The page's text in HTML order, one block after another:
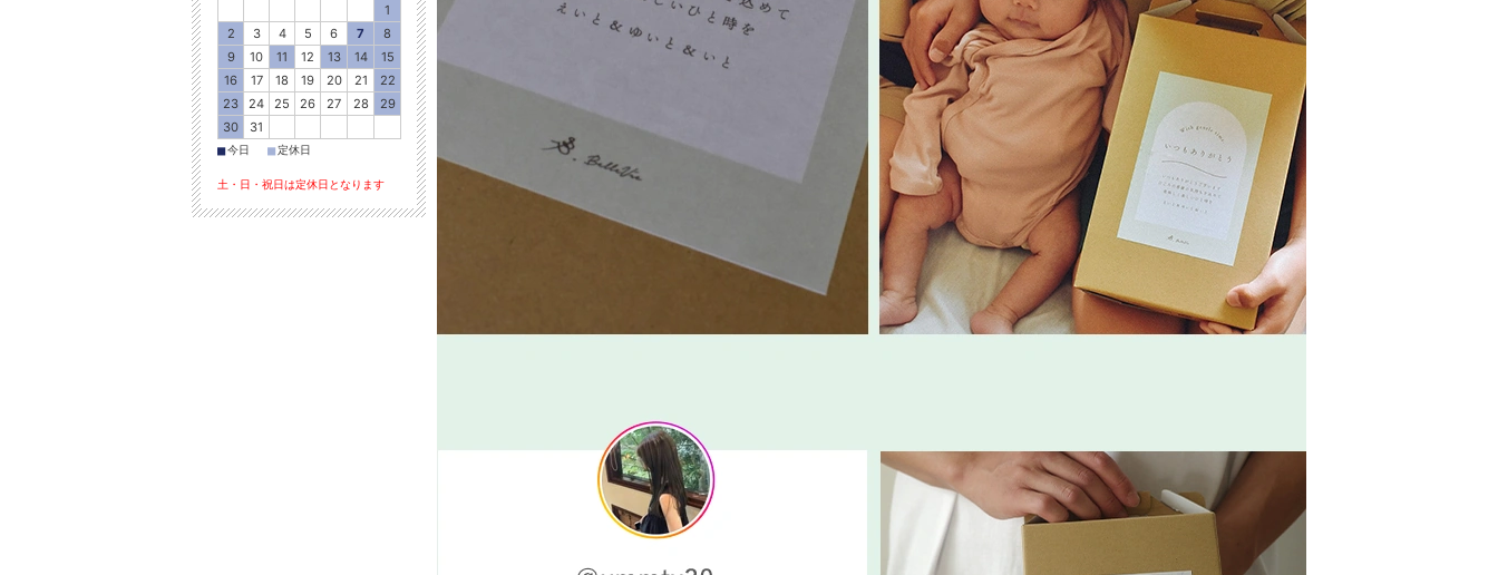
1
2
3 4 5 6 7
8
9
10 11 12 13 14
15
16
17 18 19 20 21
22
23
24 25 26 27 28
29
30
31
■今日 ■定休日
土・日・祝日は定休日となります